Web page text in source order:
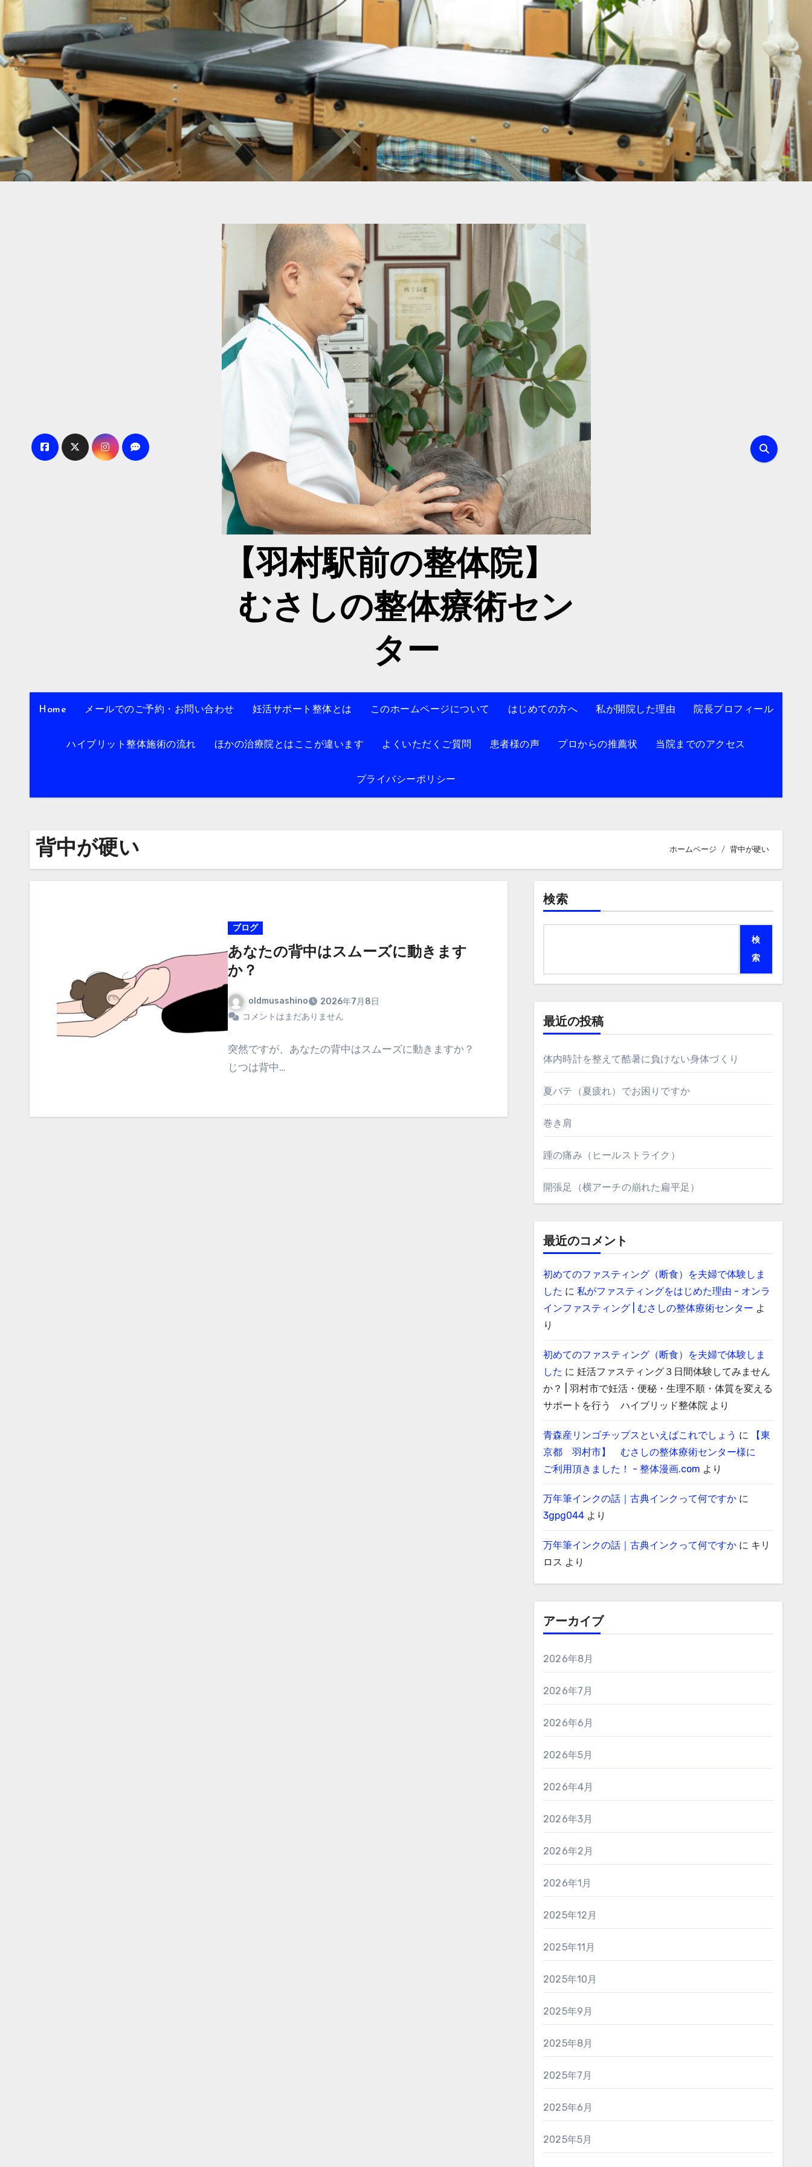
を
ス
【羽村駅前の整体院】
むさしの整体療術セン
ター
Home メールでのご予約・お問い合わせ 妊活サポート整体とは このホームページについて はじめての方へ 私が開院した理由 院長プロフィール
ハイブリット整体施術の流れ ほかの治療院とはここが違います よくいただくご質問 患者様の声 プロからの推薦状 当院までのアクセス
プライバシーポリシー
背中が硬い ホームページ 背中が硬い
ブログ
あなたの背中はスムーズに動きます
か？
oldmusashino
2026年7月8日
コメントはまだありません
突然ですが、あなたの背中はスムーズに動きますか？
じつは背中…
検索
検
索
最近の投稿
体内時計を整えて酷暑に負けない身体づくり
夏バテ（夏疲れ）でお困りですか
巻き肩
踵の痛み（ヒールストライク）
開張足（横アーチの崩れた扁平足）
最近のコメント
初めてのファスティング（断食）を夫婦で体験しま
した に 私がファスティングをはじめた理由 - オンラ
インファスティング | むさしの整体療術センター よ
り
初めてのファスティング（断食）を夫婦で体験しま
した に 妊活ファスティング３日間体験してみません
か？ | 羽村市で妊活・便秘・生理不順・体質を変える
サポートを行う ハイブリッド整体院 より
青森産リンゴチップスといえばこれでしょう に
【東
京都 羽村市】 むさしの整体療術センター様に
ご利用頂きました！ - 整体漫画.com より
万年筆インクの話｜古典インクって何ですか に
3gpg044 より
万年筆インクの話｜古典インクって何ですか に キリ
ロス より
アーカイブ
2026年8月
2026年7月
2026年6月
2026年5月
2026年4月
2026年3月
2026年2月
2026年1月
2025年12月
2025年11月
2025年10月
2025年9月
2025年8月
2025年7月
2025年6月
2025年5月